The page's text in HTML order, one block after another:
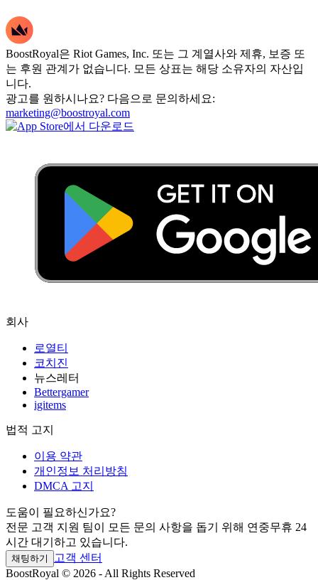
BoostRoyal은 Riot Games, Inc. 또는 그 계열사와 제휴, 보증 또
는 후원 관계가 없습니다. 모든 상표는 해당 소유자의 자산입
니다.
광고를 원하시나요? 다음으로 문의하세요:
marketing@boostroyal.com
회사
로열티
코치진
뉴스레터
Bettergamer
igitems
법적 고지
이용 약관
개인정보 처리방침
DMCA 고지
도움이 필요하신가요?
전문 고객 지원 팀이 모든 문의 사항을 돕기 위해 연중무휴 24
시간 대기하고 있습니다.
채팅하기
고객 센터
BoostRoyal © 2026 - All Rights Reserved